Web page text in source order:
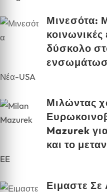
Μινεσότα:
κοινωνικές
δύσκολο
Νέα-USA
Μιλώντας
Mazurek
και το
EE
Ειμαστε